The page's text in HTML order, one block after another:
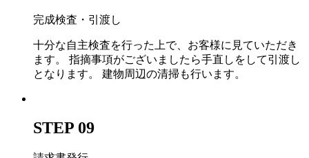
完成検査・引渡し
十分な自主検査を行った上で、お客様に見ていただき
ます。 指摘事項がございましたら手直しをして引渡し
となります。 建物周辺の清掃も行います。
STEP 09